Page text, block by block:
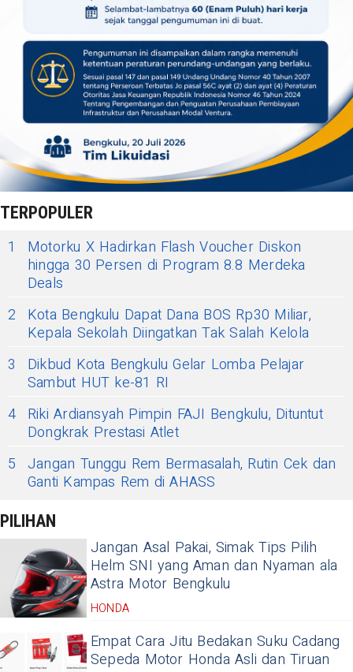
TERPOPULER
1
Motorku X Hadirkan Flash Voucher Diskon
hingga 30 Persen di Program 8.8 Merdeka
Deals
2
Kota Bengkulu Dapat Dana BOS Rp30 Miliar,
Kepala Sekolah Diingatkan Tak Salah Kelola
3
Dikbud Kota Bengkulu Gelar Lomba Pelajar
Sambut HUT ke-81 RI
4 Riki Ardiansyah Pimpin FAJI Bengkulu, Dituntut
Dongkrak Prestasi Atlet
5 Jangan Tunggu Rem Bermasalah, Rutin Cek dan
Ganti Kampas Rem di AHASS
PILIHAN
Jangan Asal Pakai, Simak Tips Pilih
Helm SNI yang Aman dan Nyaman ala
Astra Motor Bengkulu
HONDA
Empat Cara Jitu Bedakan Suku Cadang
Sepeda Motor Honda Asli dan Tiruan